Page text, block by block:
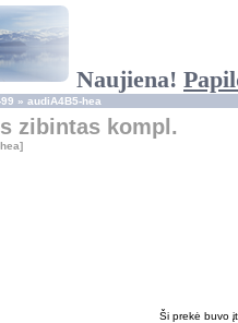
Naujiena!
» audiA4B5-hea
zibintas kompl.
Ši prekė buvo